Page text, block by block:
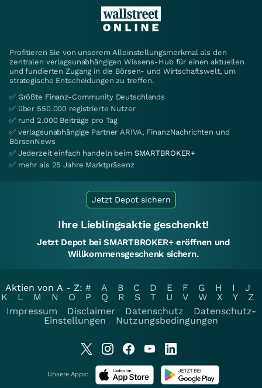
Profitieren Sie von unserem Alleinstellungsmerkmal als den
zentralen verlagsunabhängigen Wissens-Hub für einen aktuellen
und fundierten Zugang in die Börsen- und Wirtschaftswelt, um
strategische Entscheidungen zu treffen.
✅ Größte Finanz-Community Deutschlands
✅ über 550.000 registrierte Nutzer
✅ rund 2.000 Beiträge pro Tag
✅ verlagsunabhängige Partner ARIVA, FinanzNachrichten und
BörsenNews
✅ Jederzeit einfach handeln beim SMARTBROKER+
✅ mehr als 25 Jahre Marktpräsenz
Jetzt Depot sichern
Ihre Lieblingsaktie geschenkt!
Jetzt Depot bei SMARTBROKER+ eröffnen und
Willkommensgeschenk sichern.
Aktien von A - Z: # A B C D E F G H I
J
K
L M N O P Q R S T U V W X Y
Z
Impressum
Disclaimer Datenschutz
Datenschutz-
Einstellungen
Nutzungsbedingungen
Unsere Apps: